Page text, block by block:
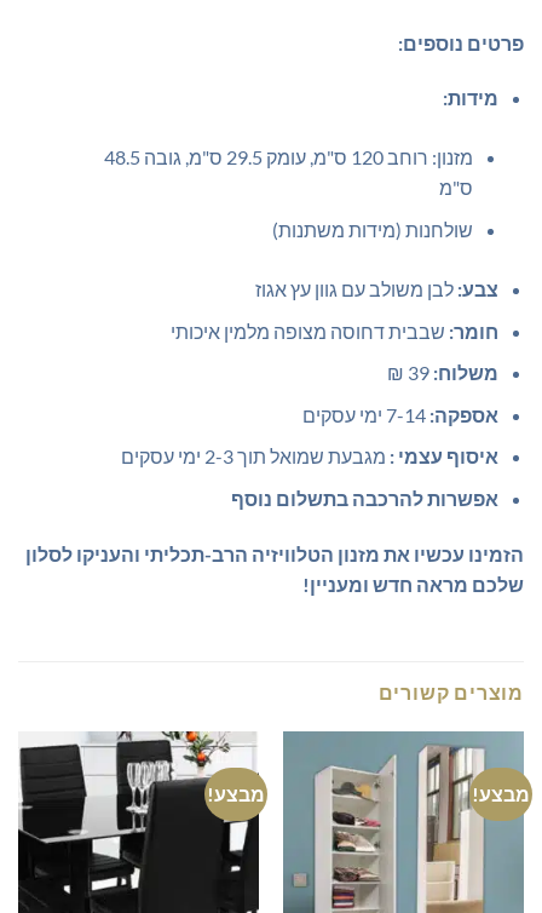
פרטים נוספים:
מידות:
מזנון: רוחב 120 ס"מ, עומק 29.5 ס"מ, גובה 48.5
ס"מ
שולחנות (מידות משתנות)
צבע: לבן משולב עם גוון עץ אגוז
חומר: שבבית דחוסה מצופה מלמין איכותי
משלוח:
אספקה:
איסוף עצמי : מגבעת שמואל תוך 2-3 ימי עסקים
אפשרות להרכבה בתשלום נוסף
הזמינו עכשיו את מזנון הטלוויזיה הרב-תכליתי והעניקו לסלון
שלכם מראה חדש ומעניין!
מוצרים קשורים
מבצע! מבצע!